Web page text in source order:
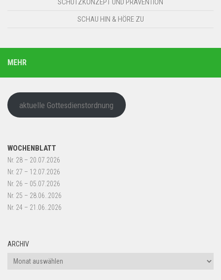
SCHUTZKONZEPT UND PRÄVENTION
SCHAU HIN & HÖRE ZU
MEHR
aktuelle Gottesdienstordnung
WOCHENBLATT
Nr. 28 – 20.07.2026
Nr. 27 – 12.07.2026
Nr. 26 – 05.07.2026
Nr. 25 – 28.06..2026
Nr. 24 – 21.06..2026
ARCHIV
Archiv